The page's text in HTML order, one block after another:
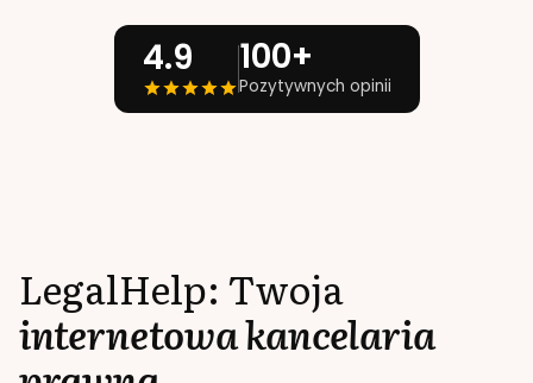
4.9 100+
Pozytywnych opinii
LegalHelp: Twoja
internetowa kancelaria